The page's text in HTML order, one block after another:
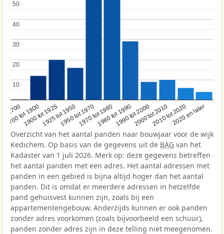
1700
1700 tot 1900
1900 tot 19251925 tot 19501950 tot 19701970 tot 19801980 tot 19901990 tot 20002000 tot 20102010 tot 20202020 en later
10
10
20
20
30
30
40
40
50
50
Overzicht van het aantal panden naar bouwjaar voor de wijk
Kedichem. Op basis van de gegevens uit de BAG van het
Kadaster van 1 juli 2026. Merk op: deze gegevens betreffen
het aantal panden met een adres. Het aantal adressen met
panden in een gebied is bijna altijd hoger dan het aantal
panden. Dit is omdat er meerdere adressen in hetzelfde
pand gehuisvest kunnen zijn, zoals bij een
appartementengebouw. Anderzijds kunnen er ook panden
zonder adres voorkomen (zoals bijvoorbeeld een schuur),
panden zonder adres zijn in deze telling niet meegenomen.